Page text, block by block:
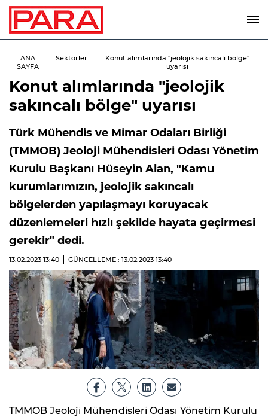
ANA
SAYFA
Sektörler
Konut alımlarında "jeolojik sakıncalı bölge"
uyarısı
Konut alımlarında "jeolojik
sakıncalı bölge" uyarısı
Türk Mühendis ve Mimar Odaları Birliği
(TMMOB) Jeoloji Mühendisleri Odası Yönetim
Kurulu Başkanı Hüseyin Alan, "Kamu
kurumlarımızın, jeolojik sakıncalı
bölgelerden yapılaşmayı koruyacak
düzenlemeleri hızlı şekilde hayata geçirmesi
gerekir" dedi.
13.02.2023 13:40 GÜNCELLEME : 13.02.2023 13:40
TMMOB Jeoloji Mühendisleri Odası Yönetim Kurulu